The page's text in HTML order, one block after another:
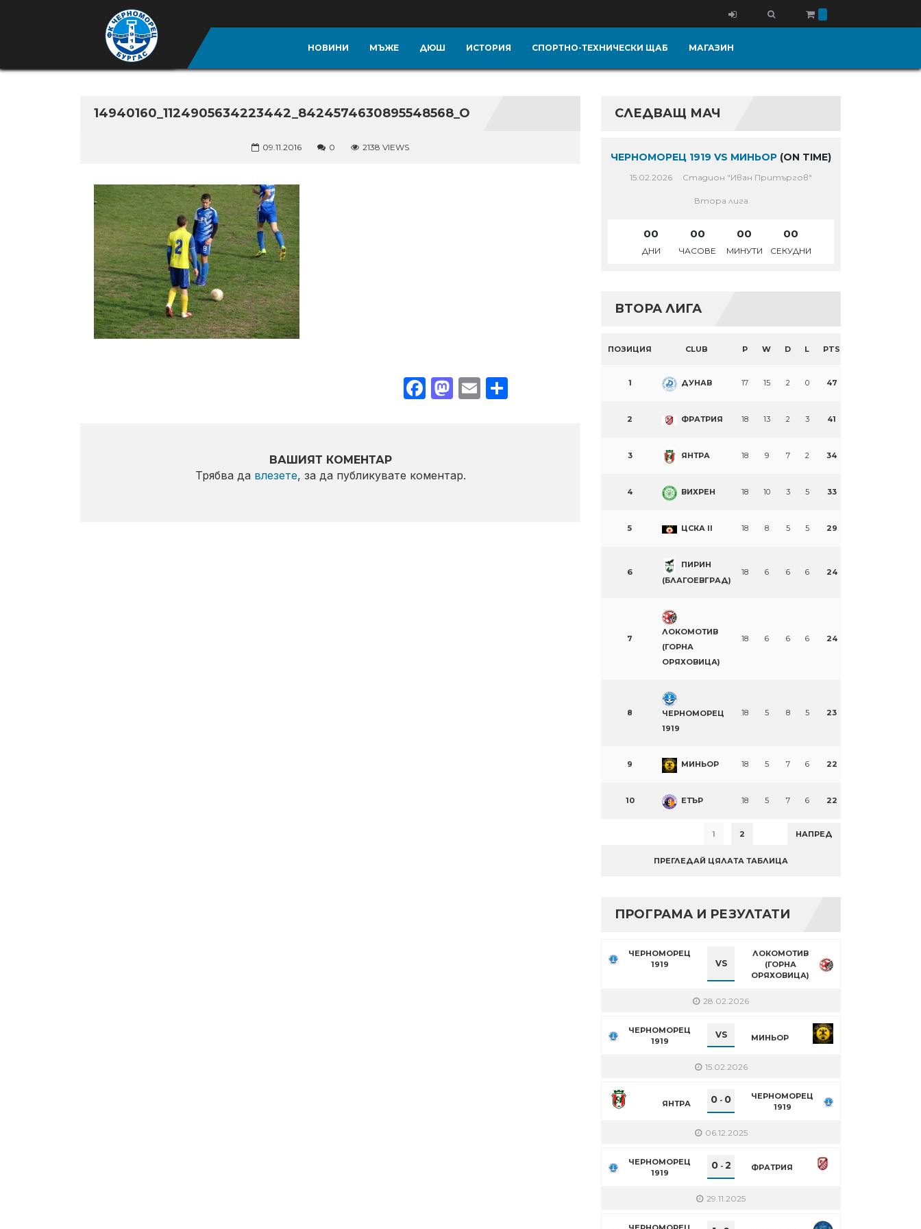
НОВИНИ МЪЖЕ ДЮШ ИСТОРИЯ СПОРТНО-ТЕХНИЧЕСКИ ЩАБ МАГАЗИН
14940160_1124905634223442_8424574630895548568_O
09.11.2016 0 2138 VIEWS
Facebook
Mastodon
EmailShare
ВАШИЯТ КОМЕНТАР
Трябва да влезете, за да публикувате коментар.
СЛЕДВАЩ МАЧ
ЧЕРНОМОРЕЦ 1919 VS МИНЬОР (ON TIME)
15.02.2026 Стадион "Иван Притъргов"
Втора лига
00
ДНИ
00
ЧАСОВЕ
00
МИНУТИ
00
СЕКУДНИ
ВТОРА ЛИГА
ПОЗИЦИЯ CLUB P W D L PTS
1 ДУНАВ 17 15 2 0 47
2 ФРАТРИЯ 18 13 2 3 41
3 ЯНТРА 18 9 7 2 34
4 ВИХРЕН 18 10 3 5 33
5 ЦСКА II 18 8 5 5 29
6
ПИРИН
(БЛАГОЕВГРАД)
18 6 6 6 24
7
ЛОКОМОТИВ
(ГОРНА
ОРЯХОВИЦА)
18 6 6 6 24
8
ЧЕРНОМОРЕЦ
1919
18 5 8 5 23
9 МИНЬОР 18 5 7 6 22
10 ЕТЪР 18 5 7 6 22
1 2 НАПРЕД
ПРЕГЛЕДАЙ ЦЯЛАТА ТАБЛИЦА
ПРОГРАМА И РЕЗУЛТАТИ
ЧЕРНОМОРЕЦ
1919
VS
ЛОКОМОТИВ
(ГОРНА
ОРЯХОВИЦА)
28.02.2026
ЧЕРНОМОРЕЦ
1919
VS МИНЬОР
15.02.2026
ЯНТРА 0 - 0
ЧЕРНОМОРЕЦ
1919
06.12.2025
ЧЕРНОМОРЕЦ
1919
0- 2 ФРАТРИЯ
29.11.2025